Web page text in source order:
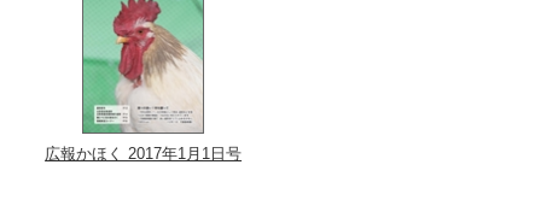
広報かほく 2017年1月1日号